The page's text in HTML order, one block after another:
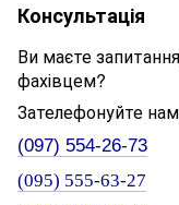
Консультація
Ви маєте
фахівцем?
Зателефонуйте
(097) 554-26-73
(095) 555-63-27